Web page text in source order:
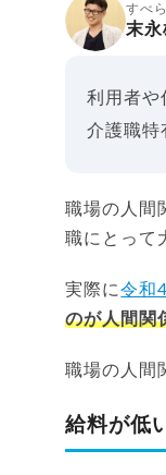
すべ
末永
利用者や
介護職特
職場の人間
職にとって
実際に令和
のが人間関
職場の人間
給料が低